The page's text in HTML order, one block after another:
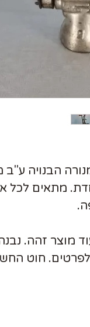
הבנויה ע"ב
מתאים לכל
עוד מוצר זהה.
חוט